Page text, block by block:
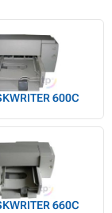
600C
660C